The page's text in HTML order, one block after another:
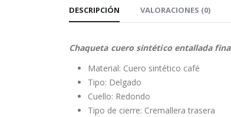
DESCRIPCIÓN VALORACIONES (0)
Chaqueta cuero sintético entallada fina
Material: Cuero sintético café
Tipo: Delgado
Cuello: Redondo
Tipo de cierre: Cremallera trasera